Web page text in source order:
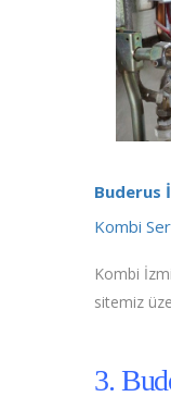
Buderus
Kombi
Kombi
sitemiz
3.